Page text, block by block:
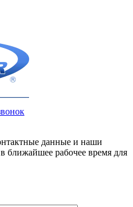
данные и наши
ближайшее рабочее время для